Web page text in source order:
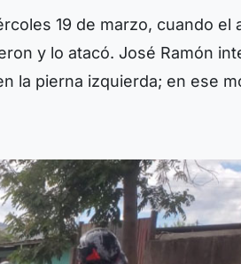
19 de marzo, cuando el
y lo atacó. José Ramón
la pierna izquierda; en ese